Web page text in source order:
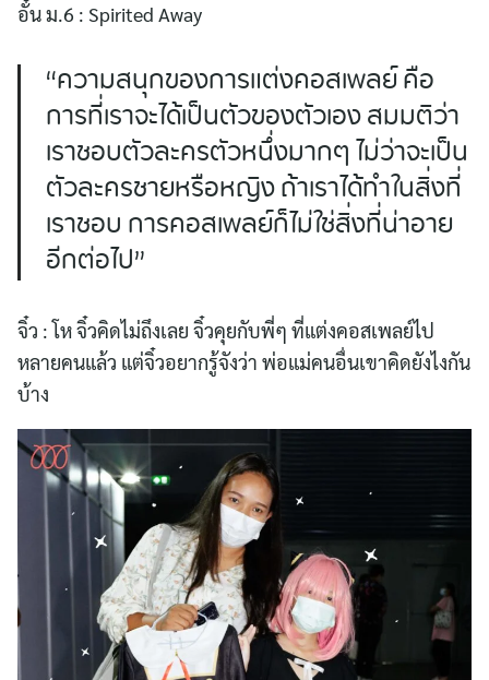
อั๋น ม.6 : Spirited Away
“ความสนุกของการแต่งคอสเพลย์ คือ
การที่เราจะได้เป็นตัวของตัวเอง สมมติว่า
เราชอบตัวละครตัวหนึ่งมากๆ ไม่ว่าจะเป็น
ตัวละครชายหรือหญิง ถ้าเราได้ทำในสิ่งที่
เราชอบ การคอสเพลย์ก็ไม่ใช่สิ่งที่น่าอาย
อีกต่อไป”
จิ๋ว : โห จิ๋วคิดไม่ถึงเลย จิ๋วคุยกับพี่ๆ ที่แต่งคอสเพลย์ไป
หลายคนแล้ว แต่จิ๋วอยากรู้จังว่า พ่อแม่คนอื่นเขาคิดยังไงกัน
บ้าง